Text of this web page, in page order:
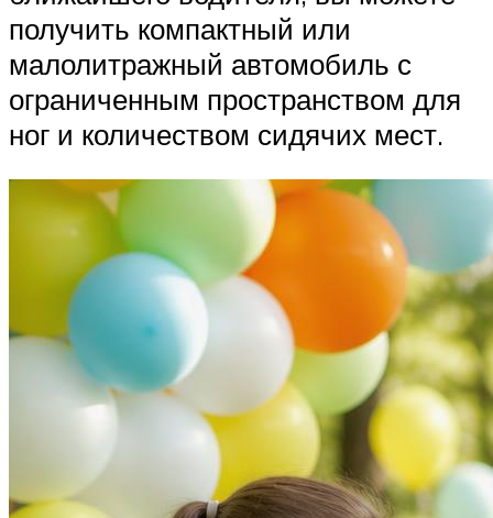
получить компактный или
малолитражный автомобиль с
ограниченным пространством для
ног и количеством сидячих мест.